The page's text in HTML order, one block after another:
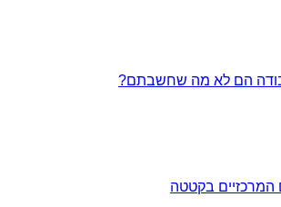
המרכזיים בקטטה